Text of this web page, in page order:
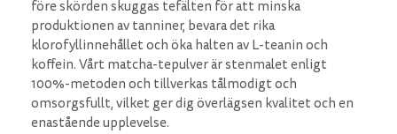
före skörden skuggas tefälten för att minska
produktionen av tanniner, bevara det rika
klorofyllinnehållet och öka halten av L-teanin och
koffein. Vårt matcha-tepulver är stenmalet enligt
100%-metoden och tillverkas tålmodigt och
omsorgsfullt, vilket ger dig överlägsen kvalitet och en
enastående upplevelse.